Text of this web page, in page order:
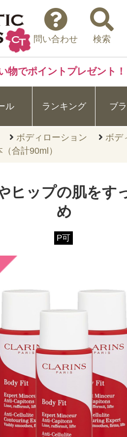
ボディローション
ボデ
合計90ml）
問い合わせ 検索
物でポイントプレゼント！
ル ランキング ブ
ヒップの肌をす
め
P可